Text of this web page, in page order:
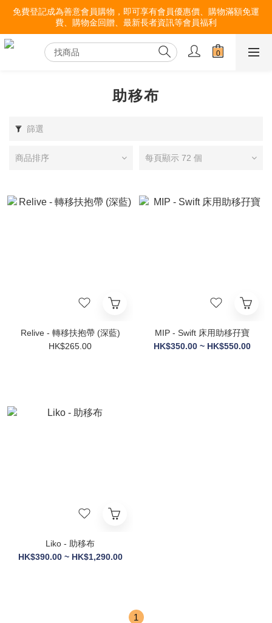
免費登記成為善意會員購物，即可享有會員優惠價、購物滿額免運
費、購物金回贈、最新長者資訊等會員福利
助移布
篩選
商品排序 每頁顯示 72 個
Relive - 轉移扶抱帶 (深藍)
HK$265.00
MIP - Swift 床用助移孖寶
HK$350.00 ~ HK$550.00
Liko - 助移布
HK$390.00 ~ HK$1,290.00
1